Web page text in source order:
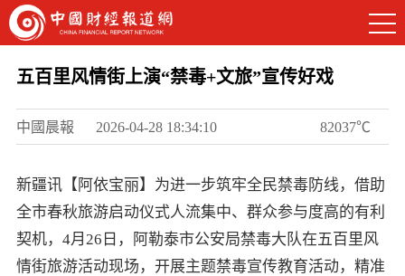
五百里风情街上演“禁毒+文旅”宣传好戏
中國晨報 2026-04-28 18:34:10 82037℃
新疆讯【阿依宝丽】为进一步筑牢全民禁毒防线，借助
全市春秋旅游启动仪式人流集中、群众参与度高的有利
契机，4月26日，阿勒泰市公安局禁毒大队在五百里风
情街旅游活动现场，开展主题禁毒宣传教育活动，精准